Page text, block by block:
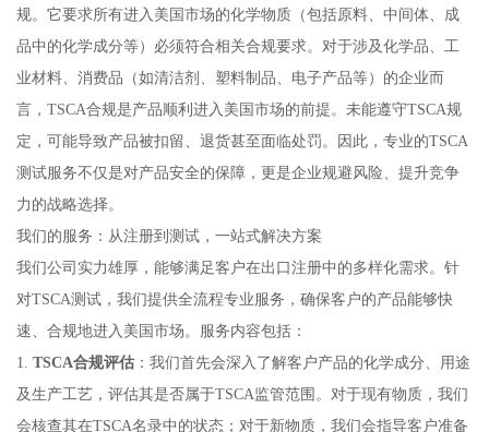
规。它要求所有进入美国市场的化学物质（包括原料、中间体、成
品中的化学成分等）必须符合相关合规要求。对于涉及化学品、工
业材料、消费品（如清洁剂、塑料制品、电子产品等）的企业而
言，TSCA合规是产品顺利进入美国市场的前提。未能遵守TSCA规
定，可能导致产品被扣留、退货甚至面临处罚。因此，专业的TSCA
测试服务不仅是对产品安全的保障，更是企业规避风险、提升竞争
力的战略选择。
我们的服务：从注册到测试，一站式解决方案
我们公司实力雄厚，能够满足客户在出口注册中的多样化需求。针
对TSCA测试，我们提供全流程专业服务，确保客户的产品能够快
速、合规地进入美国市场。服务内容包括：
1. TSCA合规评估：我们首先会深入了解客户产品的化学成分、用途
及生产工艺，评估其是否属于TSCA监管范围。对于现有物质，我们
会核查其在TSCA名录中的状态；对于新物质，我们会指导客户准备